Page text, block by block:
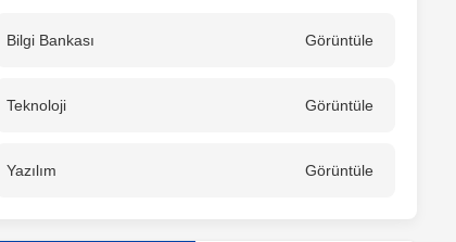
Bilgi Bankası Görüntüle
Teknoloji Görüntüle
Yazılım Görüntüle